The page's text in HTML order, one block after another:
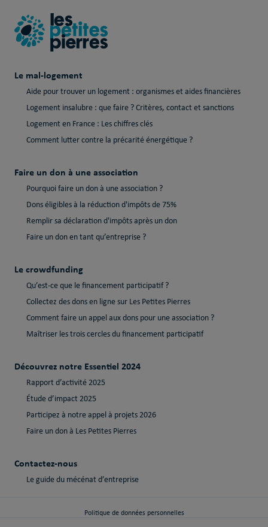
Le mal-logement
Aide pour trouver un logement : organismes et aides financières
Logement insalubre : que faire ? Critères, contact et sanctions
Logement en France : Les chiffres clés
Comment lutter contre la précarité énergétique ?
Faire un don à une association
Pourquoi faire un don à une association ?
Dons éligibles à la réduction d'impôts de 75%
Remplir sa déclaration d'impôts après un don
Faire un don en tant qu’entreprise ?
Le crowdfunding
Qu’est-ce que le financement participatif ?
Collectez des dons en ligne sur Les Petites Pierres
Comment faire un appel aux dons pour une association ?
Maîtriser les trois cercles du financement participatif
Découvrez notre Essentiel 2024
Rapport d’activité 2025
Étude d’impact 2025
Participez à notre appel à projets 2026
Faire un don à Les Petites Pierres
Contactez-nous
Le guide du mécénat d’entreprise
Politique de données personnelles